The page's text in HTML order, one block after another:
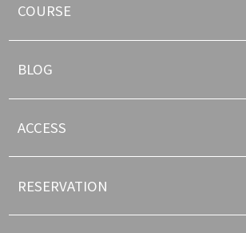
COURSE
BLOG
ACCESS
RESERVATION